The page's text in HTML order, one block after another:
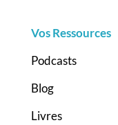
Vos Ressources
Podcasts
Blog
Livres